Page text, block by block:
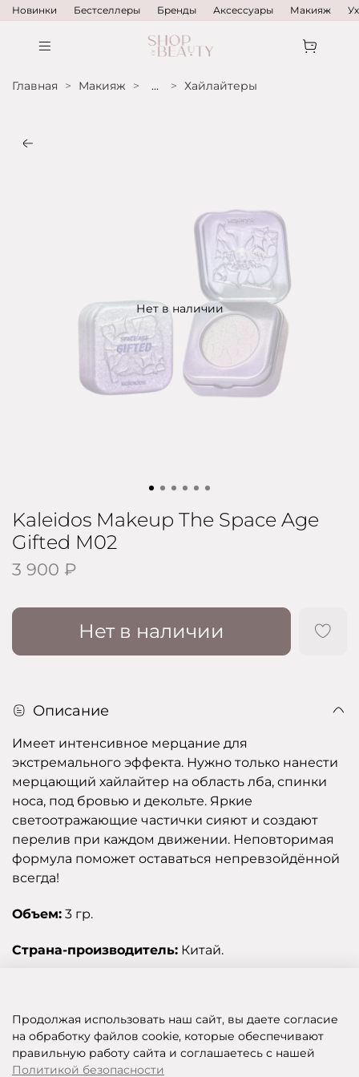
Новинки Бестселлеры Бренды Аксессуары Макияж
Главная Макияж ... Хайлайтеры
Нет в наличии
Kaleidos Makeup The Space Age
Gifted M02
3 900 ₽
Нет в наличии
Описание
Имеет интенсивное мерцание для
экстремального эффекта. Нужно только нанести
мерцающий хайлайтер на область лба, спинки
носа, под бровью и декольте. Яркие
светоотражающие частички сияют и создают
перелив при каждом движении. Неповторимая
формула поможет оставаться непревзойдённой
всегда!
Объем: 3 гр.
Страна-производитель: Китай.
SHOP OF BEAUTY - МУЛЬТИБРЕНДОВЫЙ ИНТЕРНЕТ-МАГАЗИН КОСМЕТИКИ
Продолжая использовать наш сайт, вы даете согласие
на обработку файлов cookie, которые обеспечивают
правильную работу сайта и соглашаетесь с нашей
Политикой безопасности